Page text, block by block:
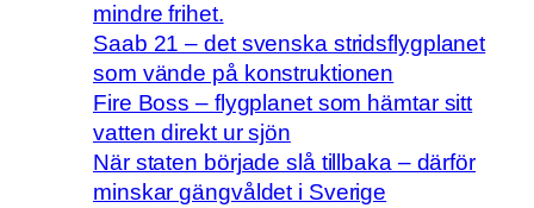
mindre frihet.
Saab 21 – det svenska stridsflygplanet
som vände på konstruktionen
Fire Boss – flygplanet som hämtar sitt
vatten direkt ur sjön
När staten började slå tillbaka – därför
minskar gängvåldet i Sverige